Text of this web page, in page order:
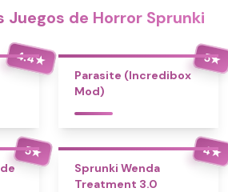
Juegos de Horror Sprunki
4.4★ 5★
Parasite (Incredibox
Mod)
5★ 4★
Sprunki Wenda
Treatment 3.0